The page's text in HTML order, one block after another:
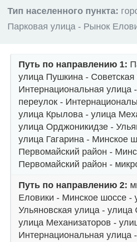
Тип населенного пункта:
Парковая улица - Рынок
Путь по направлению 1:
улица Пушкина - Советская
Интернациональная улица
переулок -
улица Крылова - улица
улица Орджоникидзе -
улица Гагарина - Минское
Первомайский район -
Первомайский район -
Путь по направлению 2:
Еловики - Минское шоссе -
Ульяновская улица -
улица Механизаторов -
Интернациональная улица